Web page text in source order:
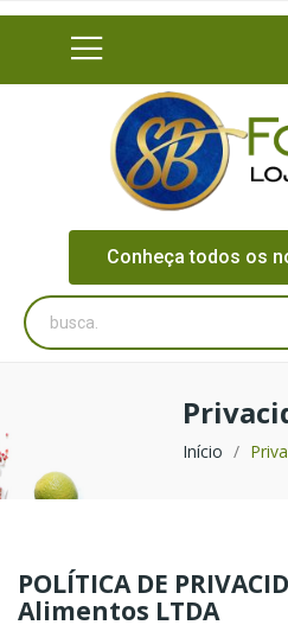
Conheça todos os
Início
POLÍTICA DE
Alimentos LTDA